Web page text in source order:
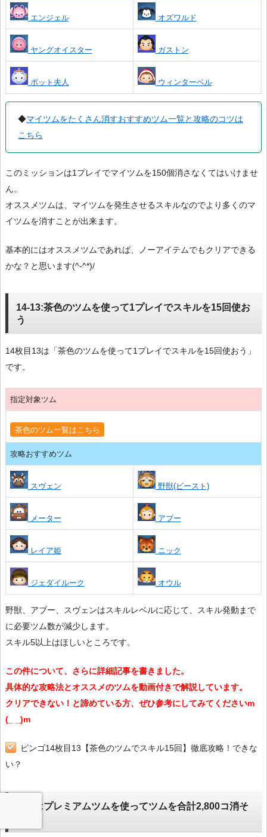
エンジェル オズワルド
ヤングオイスター ガストン
ポット夫人 ウィンターベル
◆マイツムをたくさん消すおすすめツム一覧と攻略のコツは
こちら
このミッションは1プレイでマイツムを150個消さなくてはいけませ
ん。
オススメツムは、マイツムを発生させるスキルなのでより多くのマ
イツムを消すことが出来ます。
基本的にはオススメツムであれば、ノーアイテムでもクリアできる
かな？と思います(^-^*)/
14-13:茶色のツムを使って1プレイでスキルを15回使お
う
14枚目13は「茶色のツムを使って1プレイでスキルを15回使おう」
です。
指定対象ツム
茶色のツム一覧はこちら
攻略おすすめツム
スヴェン 野獣(ビースト)
メーター アブー
レイア姫 ニック
ジェダイルーク オウル
野獣、アブー、スヴェンはスキルレベルに応じて、スキル発動まで
に必要ツム数が減少します。
スキル5以上はほしいところです。
この件について、さらに詳細記事を書きました。
具体的な攻略法とオススメのツムを動画付きで解説しています。
クリアできない！と諦めている方、ぜひ参考にしてみてくださいm
(_ _)m
ビンゴ14枚目13【茶色のツムでスキル15回】徹底攻略！できな
い？
14-14:プレミアムツムを使ってツムを合計2,800コ消そ